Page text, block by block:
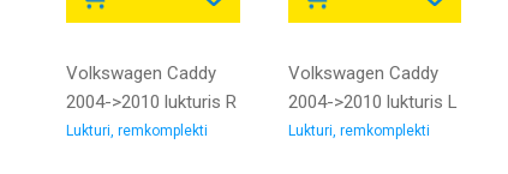
Volkswagen Caddy
2004->2010 lukturis R
remkomplekts
Lukturi, remkomplekti
Volkswagen Caddy
2004->2010 lukturis L
remkomplekts
Lukturi, remkomplekti